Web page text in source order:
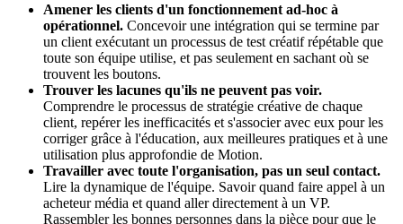
Amener les clients d'un fonctionnement ad-hoc à
opérationnel. Concevoir une intégration qui se termine par
un client exécutant un processus de test créatif répétable que
toute son équipe utilise, et pas seulement en sachant où se
trouvent les boutons.
Trouver les lacunes qu'ils ne peuvent pas voir.
Comprendre le processus de stratégie créative de chaque
client, repérer les inefficacités et s'associer avec eux pour les
corriger grâce à l'éducation, aux meilleures pratiques et à une
utilisation plus approfondie de Motion.
Travailler avec toute l'organisation, pas un seul contact.
Lire la dynamique de l'équipe. Savoir quand faire appel à un
acheteur média et quand aller directement à un VP.
Rassembler les bonnes personnes dans la pièce pour que le